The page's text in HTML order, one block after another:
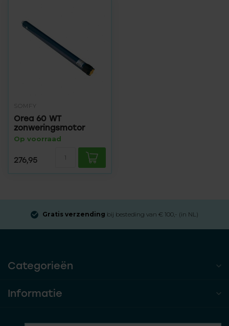
SOMFY
Orea 60 WT
zonweringsmotor
Op voorraad
276,95
Gratis verzending bij besteding van € 100,- (in NL)
Categorieën
Informatie